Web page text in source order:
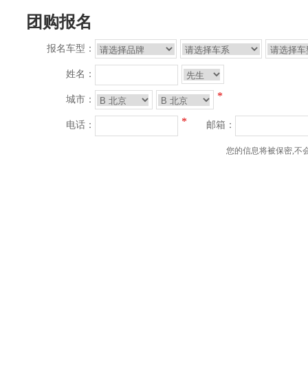
团购报名
报名车型：
姓名：
城市： *
电话： * 邮箱：
您的信息将被保密,不